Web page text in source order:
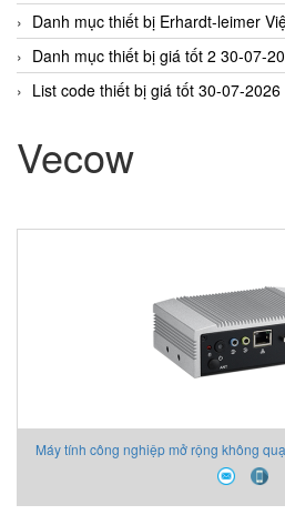
Danh mục thiết bị Erhardt-leimer
Danh mục thiết bị giá tốt 2 30-07-
List code thiết bị giá tốt 30-07-2026
Vecow
Máy tính công nghiệp mở rộng không
(M12)